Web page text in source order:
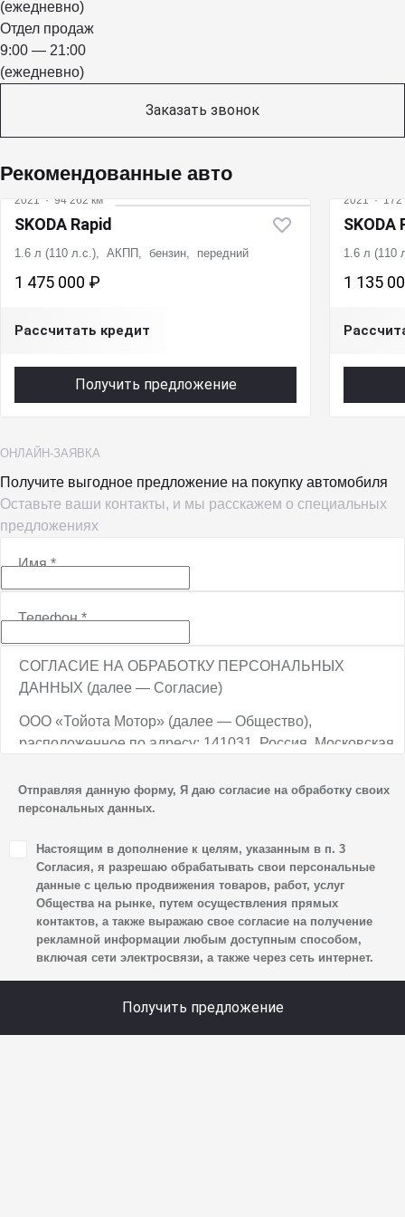
(ежедневно)
Отдел продаж
9:00 — 21:00
(ежедневно)
Заказать звонок
Рекомендованные авто
2021 · 94 262 км
SKODA Rapid
1.6 л (110 л.с.), АКПП, бензин, передний
1 475 000 ₽
Рассчитать кредит
Получить предложение
2021 ·
SKODA
1.6 л (110
1 135
ОНЛАЙН-ЗАЯВКА
Получите выгодное предложение на покупку автомобиля
Оставьте ваши контакты, и мы расскажем о специальных
предложениях
Имя*
Телефон*
СОГЛАСИЕ НА ОБРАБОТКУ ПЕРСОНАЛЬНЫХ
ДАННЫХ (далее — Согласие)
ООО «Тойота Мотор» (далее — Общество),
расположенное по адресу: 141031, Россия, Московская
ТПЗ «Алтуфьево», вл. 5, стр. 1, является оператором
персональных данных.
1. Настоящим я даю согласие Обществу на обработку
своих персональных данных, а именно: имени, отчества,
фамилии, контактных данных (включая номер телефона
и адрес электронной почты), адреса, сведений
о впечатлениях, интересах, предпочтениях
к автомобилю(-ям) и товарам/услугам, IP-адреса,
сайта, уникального идентификатора посетителя сайта,
предпочтительного времени и способа для контакта,
Отправляя данную форму, Я даю согласие на обработку своих
персональных данных.
Настоящим в дополнение к целям, указанным в п. 3
Согласия, я разрешаю обрабатывать свои персональные
данные с целью продвижения товаров, работ, услуг
Общества на рынке, путем осуществления прямых
контактов, а также выражаю свое согласие на получение
рекламной информации любым доступным способом,
включая сети электросвязи, а также через сеть интернет.
Получить предложение